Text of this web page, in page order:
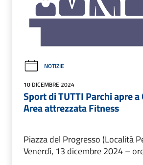
NOTIZIE
10 DICEMBRE 2024
Sport di TUTTI Parchi apre
Area attrezzata Fitness
Piazza del Progresso (Località
Venerdì, 13 dicembre 2024 –